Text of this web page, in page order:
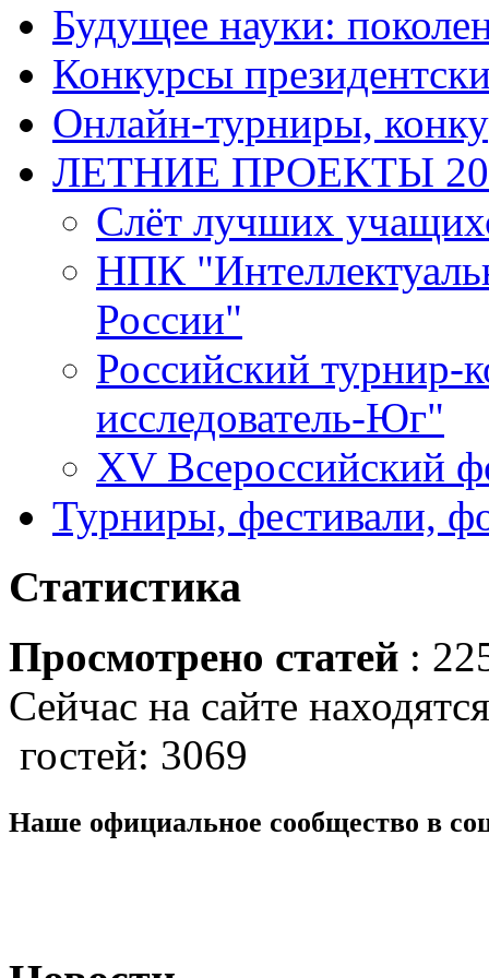
Будущее науки:
Конкурсы
Онлайн-турниры,
ЛЕТНИЕ ПРОЕКТЫ
Слёт лучших
НПК
России"
Российский
исследователь-Юг"
XV Всероссийский
Турниры, фестивали,
Статистика
Просмотрено статей :
Сейчас на сайте
гостей: 3069
Наше официальное сообщество в